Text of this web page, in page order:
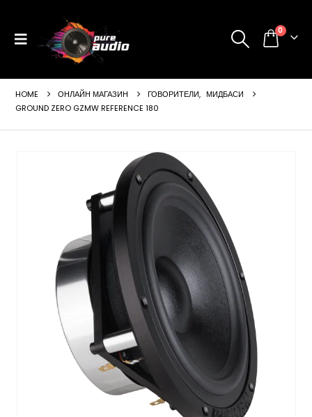
0
HOME ОНЛАЙН МАГАЗИН ГОВОРИТЕЛИ, МИДБАСИ
GROUND ZERO GZMW REFERENCE 180